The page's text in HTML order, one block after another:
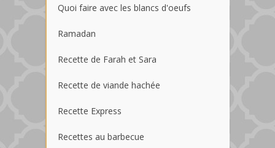
Quoi faire avec les blancs d'oeufs
Ramadan
Recette de Farah et Sara
Recette de viande hachée
Recette Express
Recettes au barbecue